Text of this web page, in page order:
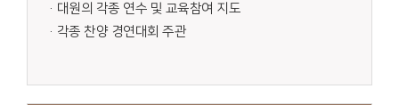
·대원의 각종 연수 및 교육참여 지도
·각종 찬양 경연대회 주관